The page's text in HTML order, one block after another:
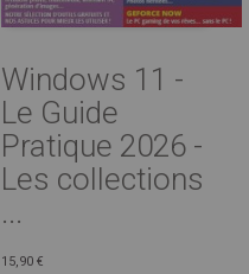
Windows 11 -
Le Guide
Pratique 2026 -
Les collections
...
15,90 €